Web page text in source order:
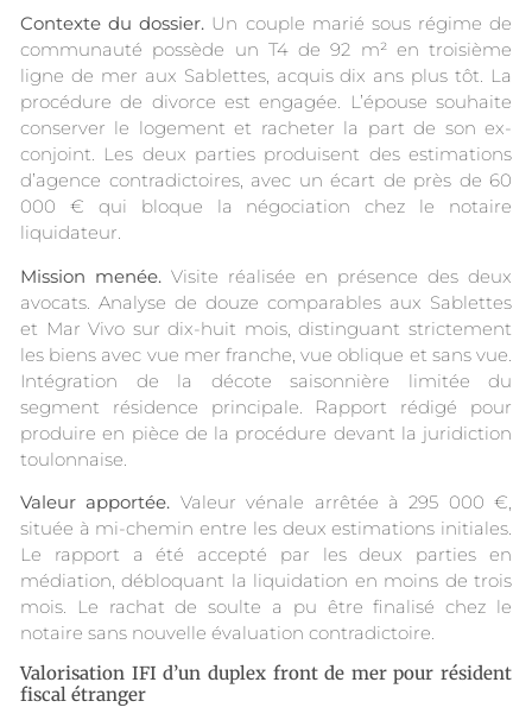
Contexte du dossier. Un couple marié sous régime de
communauté possède un T4 de 92 m² en troisième
ligne de mer aux Sablettes, acquis dix ans plus tôt. La
procédure de divorce est engagée. L’épouse souhaite
conserver le logement et racheter la part de son ex-
conjoint. Les deux parties produisent des estimations
d’agence contradictoires, avec un écart de près de 60
000 € qui bloque la négociation chez le notaire
liquidateur.
Mission menée. Visite réalisée en présence des deux
avocats. Analyse de douze comparables aux Sablettes
et Mar Vivo sur dix-huit mois, distinguant strictement
les biens avec vue mer franche, vue oblique et sans vue.
Intégration de la décote saisonnière limitée du
segment résidence principale. Rapport rédigé pour
produire en pièce de la procédure devant la juridiction
toulonnaise.
Valeur apportée. Valeur vénale arrêtée à 295 000 €,
située à mi-chemin entre les deux estimations initiales.
Le rapport a été accepté par les deux parties en
médiation, débloquant la liquidation en moins de trois
mois. Le rachat de soulte a pu être finalisé chez le
notaire sans nouvelle évaluation contradictoire.
Valorisation IFI d’un duplex front de mer pour résident
fiscal étranger